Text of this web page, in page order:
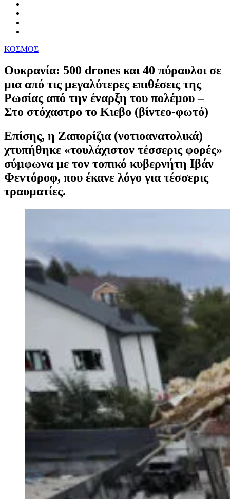
ΚΟΣΜΟΣ
Ουκρανία: 500 drones και 40 πύραυλοι σε
μια από τις μεγαλύτερες επιθέσεις της
Ρωσίας από την έναρξη του πολέμου –
Στο στόχαστρο το Κιεβο (βίντεο-φωτό)
Επίσης, η Ζαπορίζια (νοτιοανατολικά)
χτυπήθηκε «τουλάχιστον τέσσερις φορές»
σύμφωνα με τον τοπικό κυβερνήτη Ιβάν
Φεντόροφ, που έκανε λόγο για τέσσερις
τραυματίες.